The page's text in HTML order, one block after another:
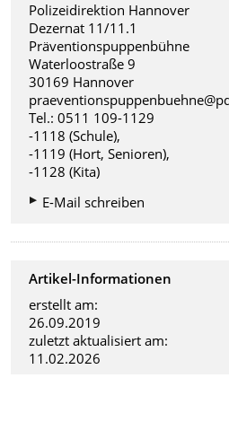
Polizeidirektion Hannover
Dezernat 11/11.1
Präventionspuppenbühne
Waterloostraße 9
30169 Hannover
Tel.: 0511 109-1129
-1118 (Schule),
-1119 (Hort, Senioren),
-1128 (Kita)
E-Mail schreiben
Artikel-Informationen
erstellt am:
26.09.2019
zuletzt aktualisiert am:
11.02.2026